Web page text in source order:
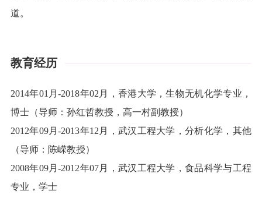
道。
教育经历
2014年01 月-2018年02 月，香港大学，生物无机化学专业，
博士（导师：孙红哲教授，高一村副教授）
2012年09月-2013年12 月，武汉工程大学，分析化学，其他
（导师：陈嵘教授）
2008年09月-2012年07月，武汉工程大学，食品科学与工程
专业，学士